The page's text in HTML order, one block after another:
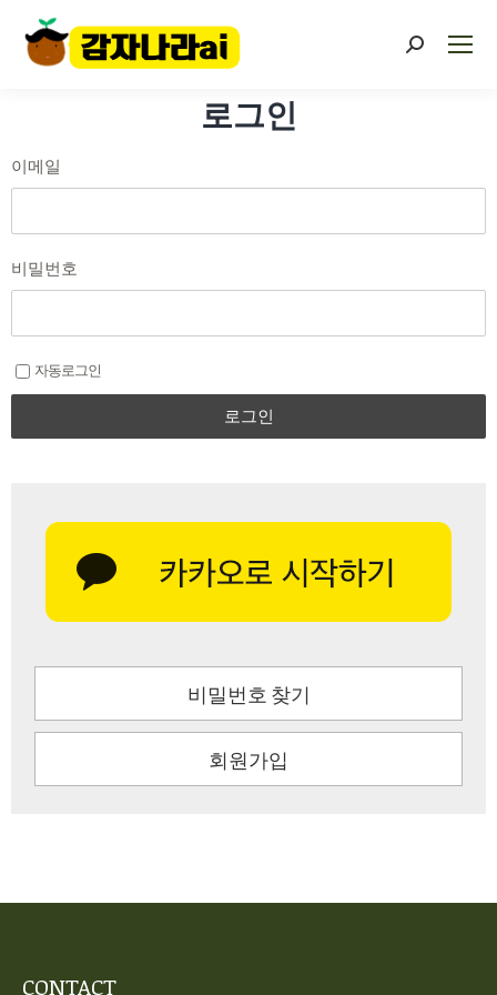
로그인
이메일
비밀번호
자동로그인
로그인
비밀번호 찾기
회원가입
CONTACT